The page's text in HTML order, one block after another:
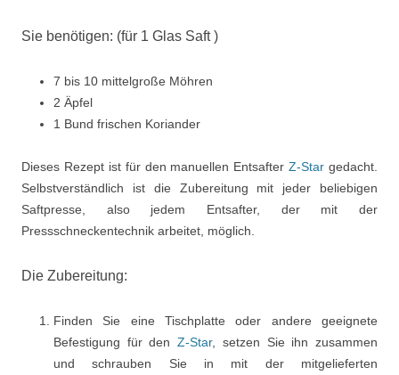
Sie benötigen: (für 1 Glas Saft )
7 bis 10 mittelgroße Möhren
2 Äpfel
1 Bund frischen Koriander
Dieses Rezept ist für den manuellen EntsafterZ-Star gedacht.
Selbstverständlich ist die Zubereitung mit jeder beliebigen
Saftpresse, also jedem Entsafter, der mit der
Pressschneckentechnik arbeitet, möglich.
Die Zubereitung:
Finden Sie eine Tischplatte oder andere geeignete
Befestigung für denZ-Star, setzen Sie ihn zusammen
und schrauben Sie in mit der mitgelieferten